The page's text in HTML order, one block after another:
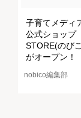
子育てメディ
公式ショップ
STORE(のび
がオープン！
nobico編集部